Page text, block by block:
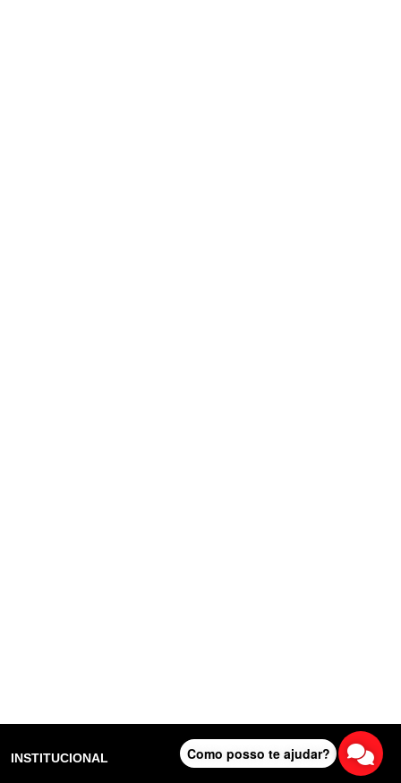
INSTITUCIONAL Como posso te ajudar?